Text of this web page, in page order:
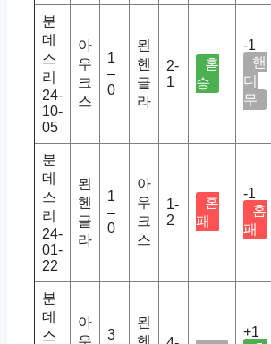
분
데
스
리
24-
10-
05
아
우
크
스
1
–
0
묀
헨
글
라
2-
1
홈
승
-1
핸
디
무
분
데
스
리
24-
01-
22
묀
헨
글
라
1
–
0
아
우
크
스
1-
2
홈
패
-1
홈
패
분
데
스
아
우
3
묀
헨
+1